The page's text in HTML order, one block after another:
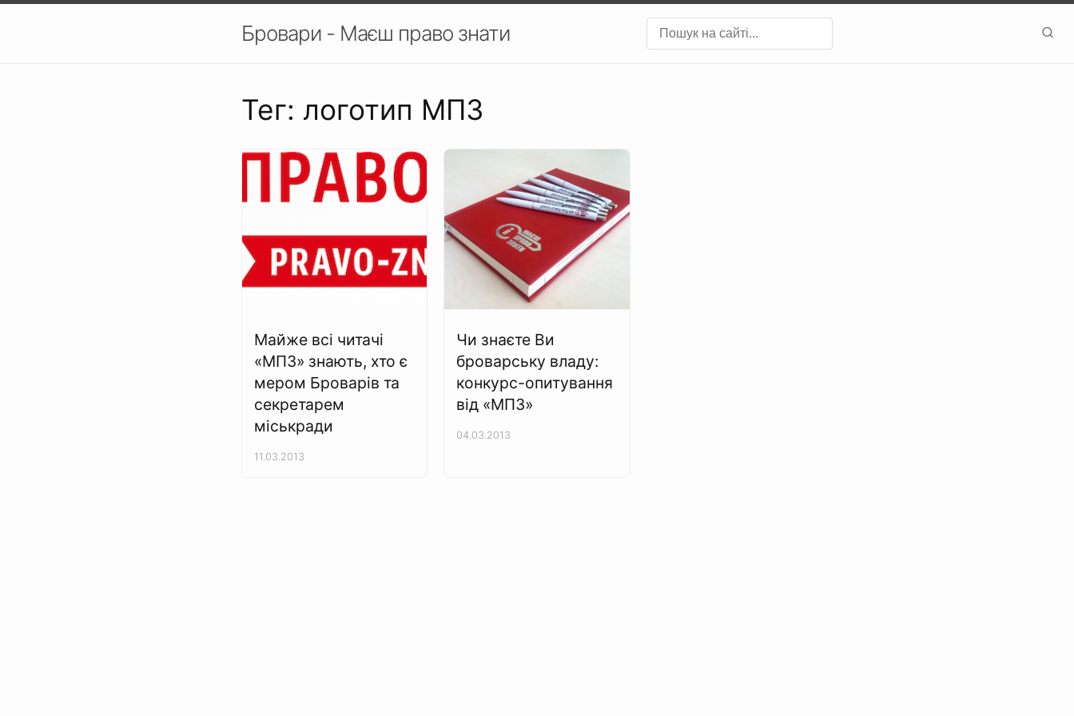
Бровари - Маєш право знати
Тег: логотип МПЗ
Майже всі читачі
«МПЗ» знають, хто є
мером Броварів та
секретарем
міськради
11.03.2013
Чи знаєте Ви
броварську владу:
конкурс-опитування
від «МПЗ»
04.03.2013